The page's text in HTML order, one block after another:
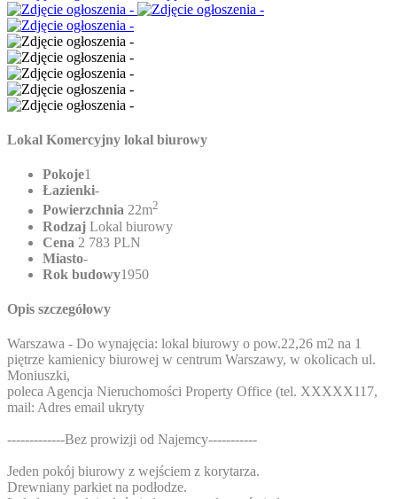
Lokal Komercyjny lokal biurowy
Pokoje1
Łazienki-
Powierzchnia 22m2
Rodzaj Lokal biurowy
Cena 2 783 PLN
Miasto-
Rok budowy1950
Opis szczegółowy
Warszawa - Do wynajęcia: lokal biurowy o pow.22,26 m2 na 1
piętrze kamienicy biurowej w centrum Warszawy, w okolicach ul.
Moniuszki,
poleca Agencja Nieruchomości Property Office (tel. XXXXX117,
mail: Adres email ukryty
-------------Bez prowizji od Najemcy-----------
Jeden pokój biurowy z wejściem z korytarza.
Drewniany parkiet na podłodze.